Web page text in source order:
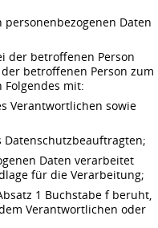
Daten
der betroffenen Person
betroffenen Person zum
mit:
Verantwortlichen sowie
Daten verarbeitet
für die Verarbeitung;
1 Buchstabe f beruht,
Verantwortlichen oder